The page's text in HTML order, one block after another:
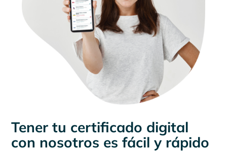
Tener tu certificado digital
con nosotros es fácil y rápido